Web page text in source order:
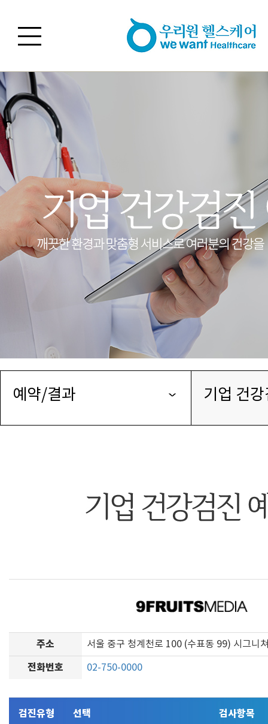
예약/결과 기업 건
주소 서울 중구 청계천로 100 (수표동 99) 시그니
전화번호 02-750-0000
검진유형 선택 검사항목